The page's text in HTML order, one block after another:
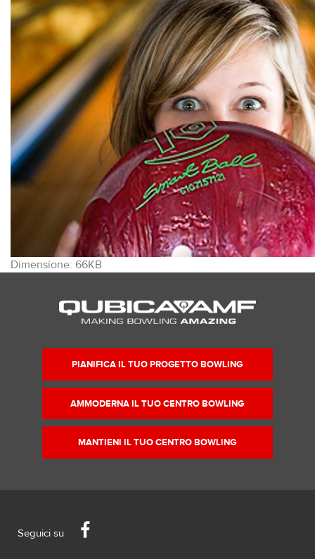
Clicca
l'immagine
Dimensione: 66KB
PIANIFICA IL TUO PROGETTO BOWLING
AMMODERNA IL TUO CENTRO BOWLING
MANTIENI IL TUO CENTRO BOWLING
Seguici su
Facebook